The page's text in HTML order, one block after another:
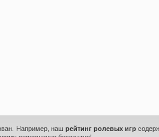
Например, наш рейтинг ролевых игр